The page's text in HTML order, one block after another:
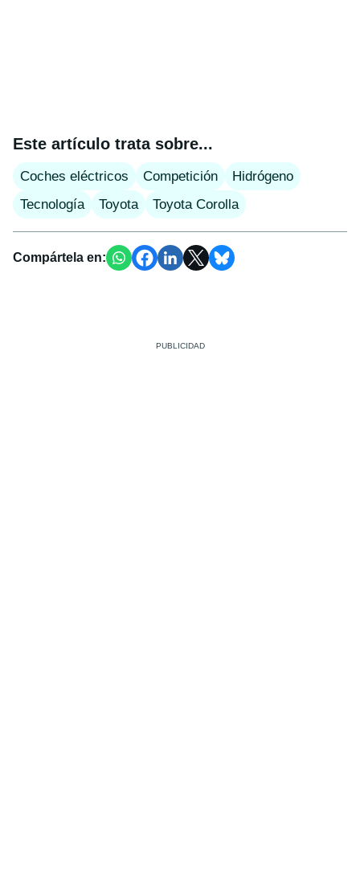
Este artículo trata sobre...
Coches eléctricos Competición
Hidrógeno
Tecnología
Toyota Toyota Corolla
Compártela en: